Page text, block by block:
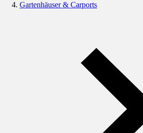
Gartenhäuser & Carports